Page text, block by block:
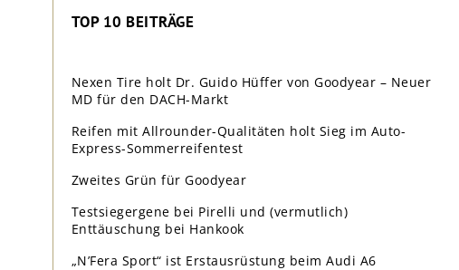
TOP 10 BEITRÄGE
Nexen Tire holt Dr. Guido Hüffer von Goodyear – Neuer
MD für den DACH-Markt
Reifen mit Allrounder-Qualitäten holt Sieg im Auto-
Express-Sommerreifentest
Zweites Grün für Goodyear
Testsiegergene bei Pirelli und (vermutlich)
Enttäuschung bei Hankook
„N’Fera Sport“ ist Erstausrüstung beim Audi A6